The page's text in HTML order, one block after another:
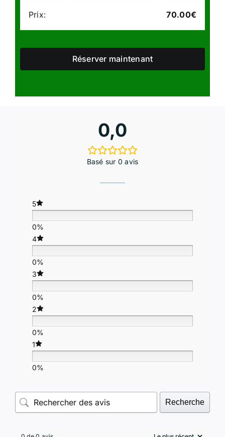
Prix: 70.00€
Réserver maintenant
0,0
Basé sur 0 avis
5
0%
4
0%
3
0%
2
0%
1
0%
Recherche